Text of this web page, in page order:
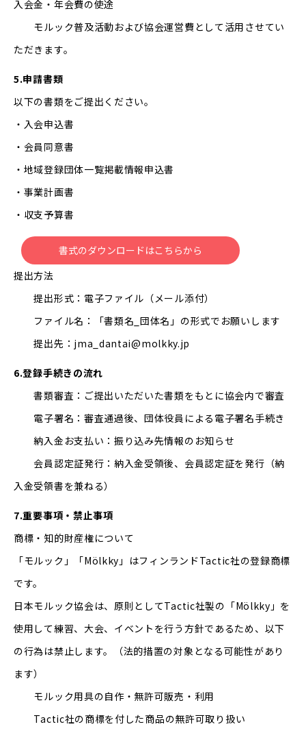
入会金・年会費の使途
モルック普及活動および協会運営費として活用させてい
ただきます。
5.申請書類
以下の書類をご提出ください。
・入会申込書
・会員同意書
・地域登録団体一覧掲載情報申込書
・事業計画書
・収支予算書
書式のダウンロードはこちらから
提出方法
提出形式：電子ファイル（メール添付）
ファイル名：「書類名_団体名」の形式でお願いします
提出先：jma_dantai@molkky.jp
6.登録手続きの流れ
書類審査：ご提出いただいた書類をもとに協会内で審査
電子署名：審査通過後、団体役員による電子署名手続き
納入金お支払い：振り込み先情報のお知らせ
会員認定証発行：納入金受領後、会員認定証を発行（納
入金受領書を兼ねる）
7.重要事項・禁止事項
商標・知的財産権について
「モルック」「Mölkky」はフィンランドTactic社の登録商標
です。
日本モルック協会は、原則としてTactic社製の「Mölkky」を
使用して練習、大会、イベントを行う方針であるため、以下
の行為は禁止します。（法的措置の対象となる可能性があり
ます）
モルック用具の自作・無許可販売・利用
Tactic社の商標を付した商品の無許可取り扱い